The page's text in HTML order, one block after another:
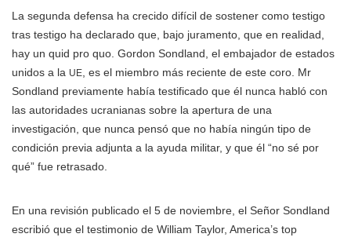
La segunda defensa ha crecido difícil de sostener como testigo
tras testigo ha declarado que, bajo juramento, que en realidad,
hay un quid pro quo. Gordon Sondland, el embajador de estados
unidos a la UE
, es el miembro más reciente de este coro. Mr
Sondland previamente había testificado que él nunca habló con
las autoridades ucranianas sobre la apertura de una
investigación, que nunca pensó que no había ningún tipo de
condición previa adjunta a la ayuda militar, y que él “no sé por
qué” fue retrasado.
En una revisión publicado el 5 de noviembre, el Señor Sondland
escribió que el testimonio de William Taylor, America’s top